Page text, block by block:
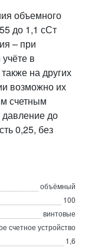
объемного
до 1,1 сСт
– при
в
на других
возможно их
счетным
до
0,25, без
объёмный
100
винтовые
счетное устройство
1,6